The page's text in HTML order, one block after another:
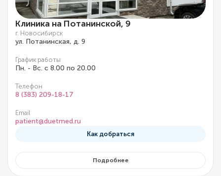
Клиника на Потанинской, 9
г. Новосибирск
ул. Потанинская, д. 9
График работы
Пн. - Вс. с 8.00 по 20.00
Телефон
8 (383) 209-18-17
Email
patient@duetmed.ru
Как добраться
Подробнее